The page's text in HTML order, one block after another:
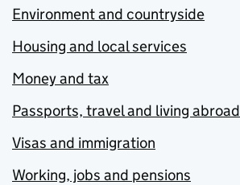
Environment and countryside
Housing and local services
Money and tax
Passports, travel and living abroad
Visas and immigration
Working, jobs and pensions